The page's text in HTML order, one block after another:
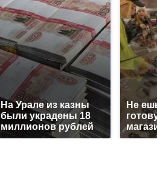
На Урале из казны
были украдены 18
миллионов рублей
Не